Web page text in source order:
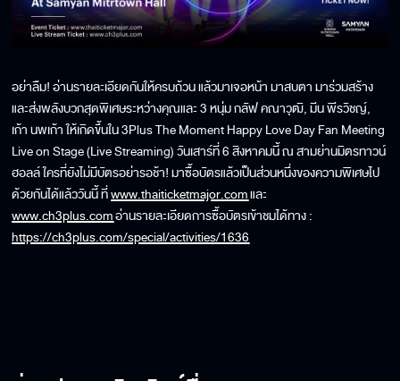
อย่าลืม! อ่านรายละเอียดกันให้ครบถ้วน แล้วมาเจอหน้า มาสบตา มาร่วมสร้าง
และส่งพลังบวกสุดพิเศษระหว่างคุณและ 3 หนุ่ม กลัฟ คณาวุฒิ, มีน พีรวิชญ์,
เก้า นพเก้า ให้เกิดขึ้นใน 3Plus The Moment Happy Love Day Fan Meeting
Live on Stage (Live Streaming) วันเสาร์ที่ 6 สิงหาคมนี้ ณ สามย่านมิตรทาวน์
ฮอลล์ ใครที่ยังไม่มีบัตรอย่ารอช้า! มาซื้อบัตรแล้วเป็นส่วนหนึ่งของความพิเศษไป
ด้วยกันได้แล้ววันนี้ ที่www.thaiticketmajor.comและ
www.ch3plus.comอ่านรายละเอียดการซื้อบัตรเข้าชมได้ทาง :
https://ch3plus.com/special/activities/1636